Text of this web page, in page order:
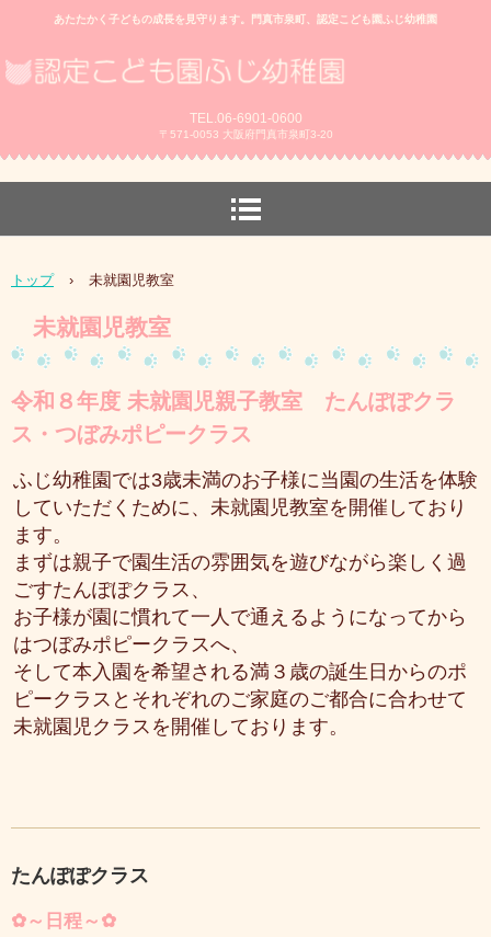
あたたかく子どもの成長を見守ります。門真市泉町、認定こども園ふじ幼稚園
TEL.06-6901-0600
〒571-0053 大阪府門真市泉町3-20
トップ › 未就園児教室
未就園児教室
令和８年度 未就園児親子教室 たんぽぽクラ
ス・つぼみポピークラス
ふじ幼稚園では3歳未満のお子様に当園の生活を体験
していただくために、未就園児教室を開催しており
ます。
まずは親子で園生活の雰囲気を遊びながら楽しく過
ごすたんぽぽクラス、
お子様が園に慣れて一人で通えるようになってから
はつぼみポピークラスへ、
そして本入園を希望される満３歳の誕生日からのポ
ピークラスとそれぞれのご家庭のご都合に合わせて
未就園児クラスを開催しております。
たんぽぽクラス
✿～日程～✿